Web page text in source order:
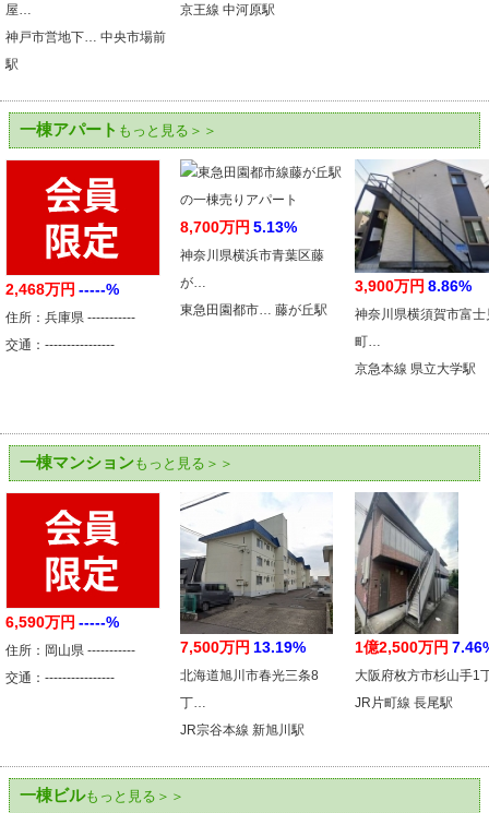
屋…
神戸市営地下… 中央市場前
駅
京王線 中河原駅
一棟アパート もっと見る＞＞
2,468万円 -----%
住所：兵庫県 -----------
交通：----------------
8,700万円 5.13%
神奈川県横浜市青葉区藤
が…
東急田園都市… 藤が丘駅
3,900万円 8.86%
神奈川県横須賀市富士
町…
京急本線 県立大学駅
一棟マンションもっと見る＞＞
6,590万円 -----%
住所：岡山県 -----------
交通：----------------
7,500万円 13.19%
北海道旭川市春光三条8
丁…
JR宗谷本線 新旭川駅
1億2,500万円
大阪府枚方市杉山手1
JR片町線 長尾駅
一棟ビルもっと見る＞＞